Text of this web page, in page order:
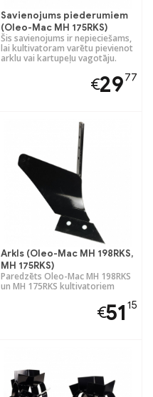
Savienojums piederumiem
(Oleo-Mac MH 175RKS)
Šis savienojums ir nepieciešams,
lai kultivatoram varētu pievienot
arklu vai kartupeļu vagotāju.
€2977
Arkls (Oleo-Mac MH 198RKS,
MH 175RKS)
Paredzēts Oleo-Mac MH 198RKS
un MH 175RKS kultivatoriem
€51 15